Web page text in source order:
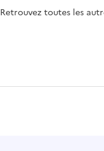
Retrouvez toutes les